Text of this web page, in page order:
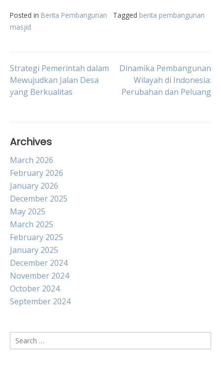
Posted in Berita Pembangunan Tagged berita pembangunan
masjid
Post
navigation
Strategi Pemerintah dalam
Mewujudkan Jalan Desa
yang Berkualitas
Dinamika Pembangunan
Wilayah di Indonesia:
Perubahan dan Peluang
Archives
March 2026
February 2026
January 2026
December 2025
May 2025
March 2025
February 2025
January 2025
December 2024
November 2024
October 2024
September 2024
Search
for: